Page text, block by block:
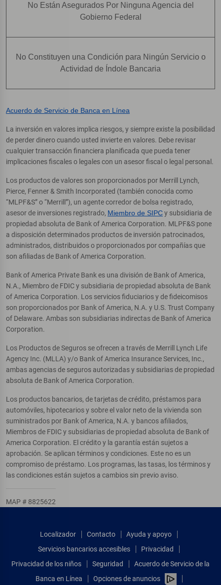
No Están Asegurados Por Ninguna Agencia del
Gobierno Federal
No Constituyen una Condición para Ningún Servicio o
Actividad de Índole Bancaria
Acuerdo de Servicio de Banca en Línea
La inversión en valores implica riesgos, y siempre existe la posibilidad
de perder dinero cuando usted invierte en valores. Debe revisar
cualquier transacción financiera planificada que pueda tener
implicaciones fiscales o legales con un asesor fiscal o legal personal.
Los productos de valores son proporcionados por Merrill Lynch,
Pierce, Fenner & Smith Incorporated (también conocida como
“MLPF&S” o “Merrill”), un agente corredor de bolsa registrado,
asesor de inversiones registrado, Miembro de SIPCy subsidiaria de
propiedad absoluta de Bank of America Corporation. MLPF&S pone
a disposición determinados productos de inversión patrocinados,
administrados, distribuidos o proporcionados por compañías que
son afiliadas de Bank of America Corporation.
Bank of America Private Bank es una división de Bank of America,
N.A., Miembro de FDIC y subsidiaria de propiedad absoluta de Bank
of America Corporation. Los servicios fiduciarios y de fideicomisos
son proporcionados por Bank of America, N.A. y U.S. Trust Company
of Delaware. Ambas son subsidiarias indirectas de Bank of America
Corporation.
Los Productos de Seguros se ofrecen a través de Merrill Lynch Life
Agency Inc. (MLLA) y/o Bank of America Insurance Services, Inc.,
ambas agencias de seguros autorizadas y subsidiarias de propiedad
absoluta de Bank of America Corporation.
Los productos bancarios, de tarjetas de crédito, préstamos para
automóviles, hipotecarios y sobre el valor neto de la vivienda son
suministrados por Bank of America, N.A. y bancos afiliados,
Miembros de FDIC y subsidiarias de propiedad absoluta de Bank of
America Corporation. El crédito y la garantía están sujetos a
aprobación. Se aplican términos y condiciones. Este no es un
compromiso de préstamo. Los programas, las tasas, los términos y
las condiciones están sujetos a cambios sin previo aviso.
MAP # 8825622
Localizador Contacto
Ayuda y apoyo
Servicios bancarios accesibles
Privacidad
Privacidad de los niños
Seguridad
Acuerdo de Servicio de la
Banca en Línea
Opciones de anuncios